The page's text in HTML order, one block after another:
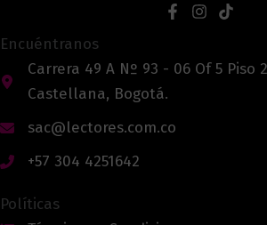
Encuéntranos
Carrera 49 A Nº 93 - 06 Of 5 Piso
Castellana, Bogotá.
sac@lectores.com.co
+57 304 4251642
Políticas